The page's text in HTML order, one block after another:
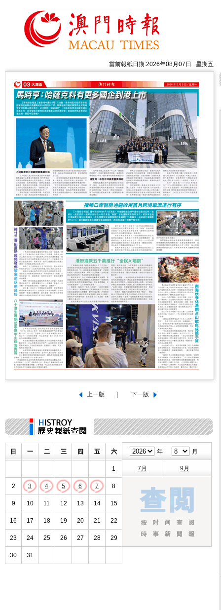
當前報紙日期:2026年08月07日 星期五
日 一 二 三 四 五 六
1
2 3 4 5 6 7 8
9 10 11 12 13 14 15
16 17 18 19 20 21 22
23 24 25 26 27 28 29
30 31
年 月
7月 9月